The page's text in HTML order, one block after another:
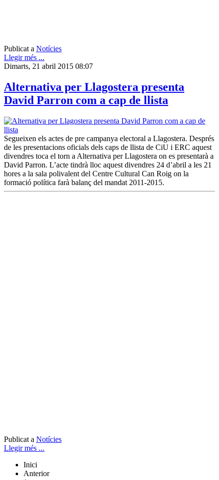
Publicat a Notícies
Llegir més ...
Dimarts, 21 abril 2015 08:07
Alternativa per Llagostera presenta
David Parron com a cap de llista
Segueixen els actes de pre campanya electoral a Llagostera. Després
de les presentacions oficials dels caps de llista de CiU i ERC aquest
divendres toca el torn a Alternativa per Llagostera on es presentarà a
David Parron. L’acte tindrà lloc aquest divendres 24 d’abril a les 21
hores a la sala polivalent del Centre Cultural Can Roig on la
formació política farà balanç del mandat 2011-2015.
Publicat a Notícies
Llegir més ...
Inici
Anterior